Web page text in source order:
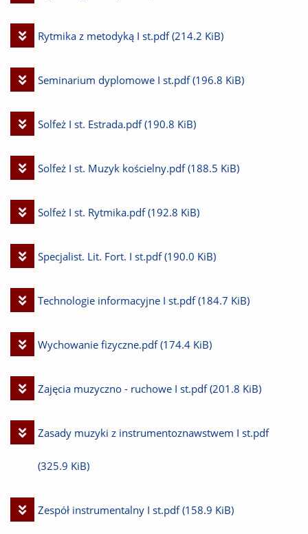
Pobierz
Rytmika z metodyką I st.pdf (214.2 KiB)
Pobierz
Seminarium dyplomowe I st.pdf (196.8 KiB)
Pobierz
Solfeż I st. Estrada.pdf (190.8 KiB)
Pobierz
Solfeż I st. Muzyk kościelny.pdf (188.5 KiB)
Pobierz
Solfeż I st. Rytmika.pdf (192.8 KiB)
Pobierz
Specjalist. Lit. Fort. I st.pdf (190.0 KiB)
Pobierz
Technologie informacyjne I st.pdf (184.7 KiB)
Pobierz
Wychowanie fizyczne.pdf (174.4 KiB)
Pobierz
Zajęcia muzyczno - ruchowe I st.pdf (201.8 KiB)
Pobierz
plik
Zasady muzyki z instrumentoznawstwem I st.pdf
(325.9 KiB)
Pobierz
Zespół instrumentalny I st.pdf (158.9 KiB)